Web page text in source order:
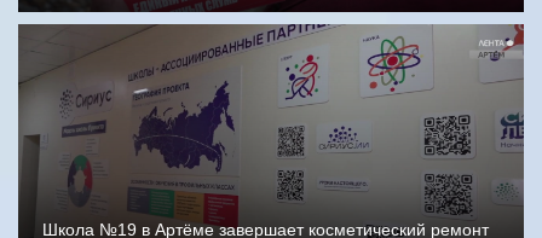
Школа №19 в Артёме завершает косметический ремонт